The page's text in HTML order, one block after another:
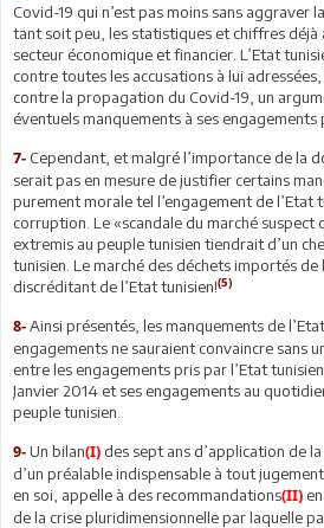
Covid-19 qui n’est pas moins sans aggraver
tant soit peu, les statistiques et chiffres déjà
secteur économique et financier. L’Etat
contre toutes les accusations à lui
contre la propagation du Covid-19, un
éventuels manquements à ses engagements
7- Cependant, et malgré l’importance de la
serait pas en mesure de justifier certains
purement morale tel l’engagement de l’Etat
corruption. Le «scandale du marché suspect
extremis au peuple tunisien tiendrait d’un
tunisien. Le marché des déchets importés de
discréditant de l’Etat tunisien!(5)
8- Ainsi présentés, les manquements de
engagements ne sauraient convaincre sans
entre les engagements pris par l’Etat
Janvier 2014 et ses engagements au
peuple tunisien.
9- Un bilan(I) des sept ans d’application de
d’un préalable indispensable à tout
en soi, appelle à des recommandations(II)
de la crise pluridimensionnelle par laquelle